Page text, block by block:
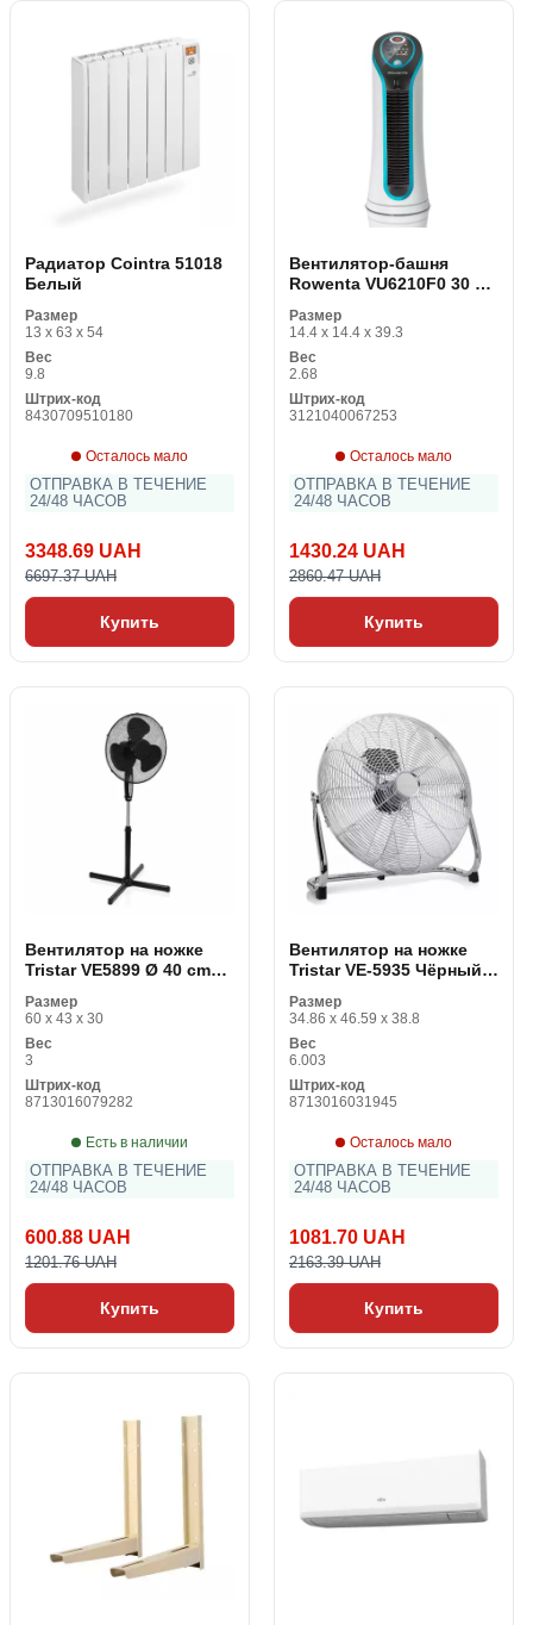
Pадиатор Cointra 51018
Белый
Размер
13 x 63 x 54
Вес
9.8
Штрих-код
8430709510180
Осталось мало
ОТПРАВКА В ТЕЧЕНИЕ
24/48 ЧАСОВ
3348.69 UAH
6697.37 UAH
Купить
Вентилятор-башня
Rowenta VU6210F0 30 W
Размер
14.4 x 14.4 x 39.3
Вес
2.68
Штрих-код
3121040067253
Осталось мало
ОТПРАВКА В ТЕЧЕНИЕ
24/48 ЧАСОВ
1430.24 UAH
2860.47 UAH
Купить
Вентилятор на ножке
Tristar VE5899 Ø 40 cm
Размер
60 x 43 x 30
Вес
3
Штрих-код
8713016079282
Есть в наличии
ОТПРАВКА В ТЕЧЕНИЕ
24/48 ЧАСОВ
600.88 UAH
1201.76 UAH
Купить
Вентилятор на ножке
Tristar VE-5935 Чёрный
Размер
34.86 x 46.59 x 38.8
Вес
6.003
Штрих-код
8713016031945
Осталось мало
ОТПРАВКА В ТЕЧЕНИЕ
24/48 ЧАСОВ
1081.70 UAH
2163.39 UAH
Купить